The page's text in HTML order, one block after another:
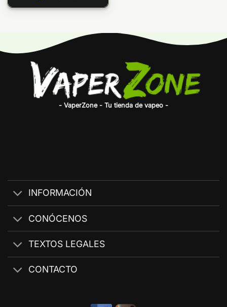
- VaperZone - Tu tienda de vapeo -
INFORMACIÓN
CONÓCENOS
TEXTOS LEGALES
CONTACTO